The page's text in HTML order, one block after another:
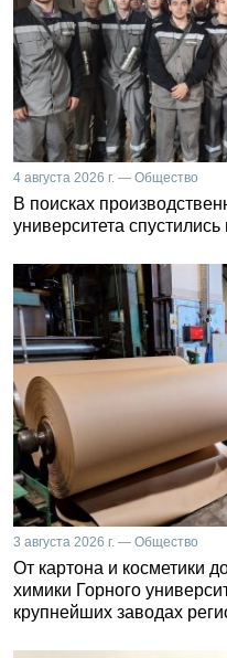
4 августа 2026 г. — Общество
В поисках
университета спустились
3 августа 2026 г. — Общество
От картона и косметики
химики Горного
крупнейших заводах